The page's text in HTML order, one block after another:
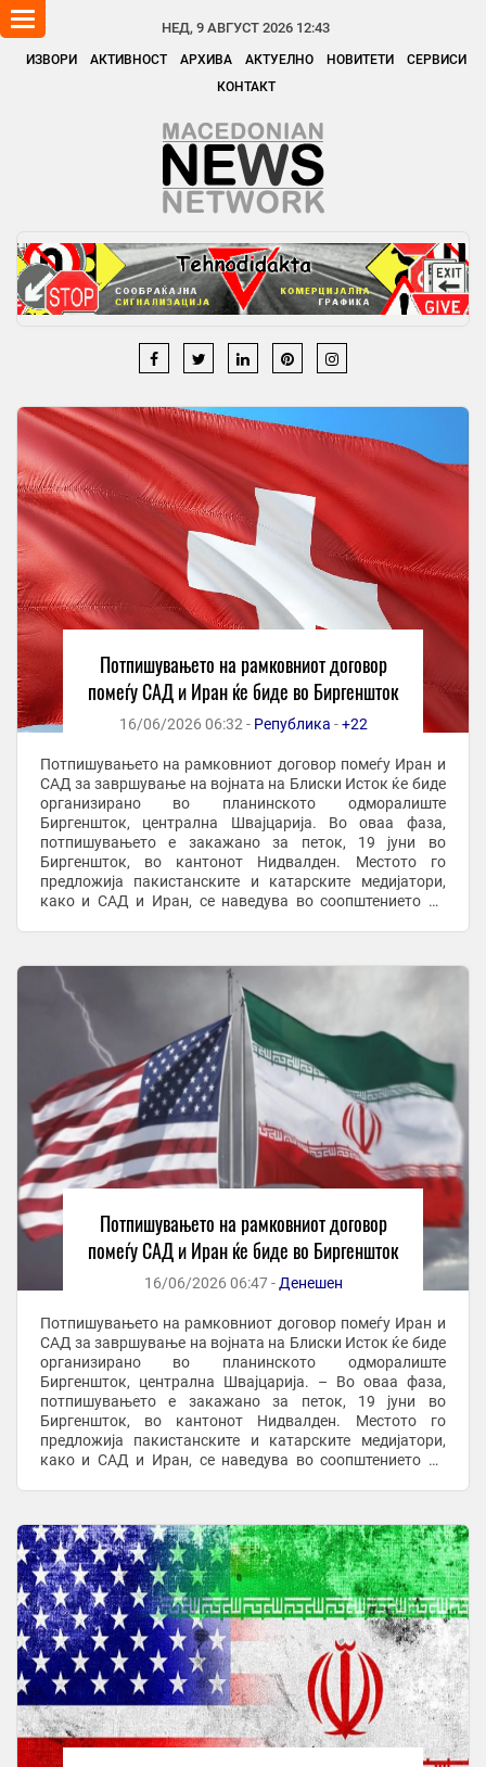
НЕД, 9 АВГУСТ 2026 12:43
ИЗВОРИ АКТИВНОСТ АРХИВА АКТУЕЛНО НОВИТЕТИ
СЕРВИСИ
КОНТАКТ
Toggle
navigation
Потпишувањето на рамковниот договор
помеѓу САД и Иран ќе биде во Биргеншток
16/06/2026 06:32 - Република -+22
Потпишувањето на рамковниот договор помеѓу Иран и
САД за завршување на војната на Блиски Исток ќе биде
организирано во планинското одморалиште
Биргеншток, централна Швајцарија. Во оваа фаза,
потпишувањето е закажано за петок, 19 јуни во
Биргеншток, во кантонот Нидвалден. Местото го
предложија пакистанските и катарските медијатори,
како и САД и Иран, се наведува во соопштението на
Потпишувањето на рамковниот договор
помеѓу САД и Иран ќе биде во Биргеншток
16/06/2026 06:47 - Денешен
Потпишувањето на рамковниот договор помеѓу Иран и
САД за завршување на војната на Блиски Исток ќе биде
организирано во планинското одморалиште
Биргеншток, централна Швајцарија. – Во оваа фаза,
потпишувањето е закажано за петок, 19 јуни во
Биргеншток, во кантонот Нидвалден. Местото го
предложија пакистанските и катарските медијатори,
како и САД и Иран, се наведува во соопштението на